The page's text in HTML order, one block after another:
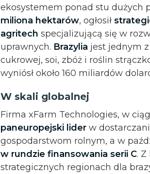
ekosystemem ponad stu dużych
miliona hektarów, ogłosił
agritech specjalizującą się w
uprawnych. Brazylia jest jednym
cukrowej, soi, zbóż i roślin
wyniósł około 160 miliardów
W skali globalnej
Firma xFarm Technologies, w
paneuropejski lider w
gospodarstwom rolnym, a w
w rundzie finansowania serii C. Z
strategicznych regionach dla